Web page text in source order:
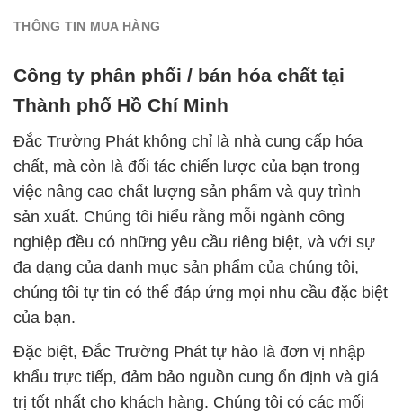
THÔNG TIN MUA HÀNG
Công ty phân phối / bán hóa chất tại
Thành phố Hồ Chí Minh
Đắc Trường Phát không chỉ là nhà cung cấp hóa
chất, mà còn là đối tác chiến lược của bạn trong
việc nâng cao chất lượng sản phẩm và quy trình
sản xuất. Chúng tôi hiểu rằng mỗi ngành công
nghiệp đều có những yêu cầu riêng biệt, và với sự
đa dạng của danh mục sản phẩm của chúng tôi,
chúng tôi tự tin có thể đáp ứng mọi nhu cầu đặc biệt
của bạn.
Đặc biệt, Đắc Trường Phát tự hào là đơn vị nhập
khẩu trực tiếp, đảm bảo nguồn cung ổn định và giá
trị tốt nhất cho khách hàng. Chúng tôi có các mối